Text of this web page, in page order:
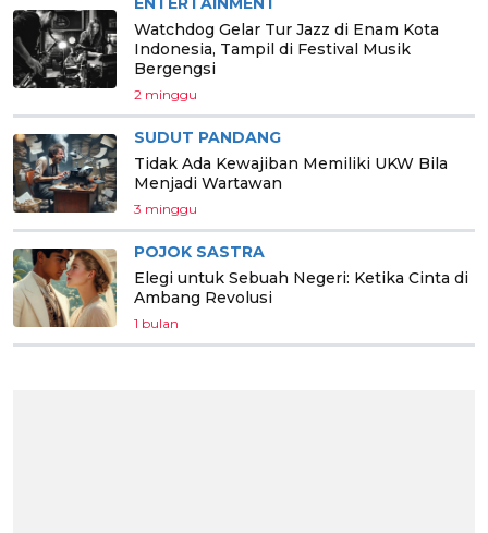
Watchdog Gelar Tur Jazz di Enam Kota
Indonesia, Tampil di Festival Musik
Bergengsi
2 minggu
SUDUT PANDANG
Tidak Ada Kewajiban Memiliki UKW Bila
Menjadi Wartawan
3 minggu
POJOK SASTRA
Elegi untuk Sebuah Negeri: Ketika Cinta di
Ambang Revolusi
1 bulan